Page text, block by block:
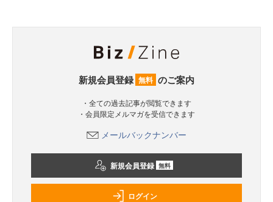
新規会員登録 無料 のご案内
・全ての過去記事が閲覧できます
・会員限定メルマガを受信できます
メールバックナンバー
新規会員登録 無料
ログイン